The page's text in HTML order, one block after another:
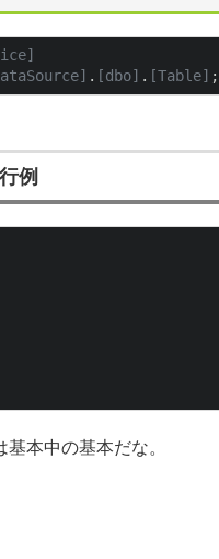
. [dbo] . [Table] ;
例
基本中の基本だな。